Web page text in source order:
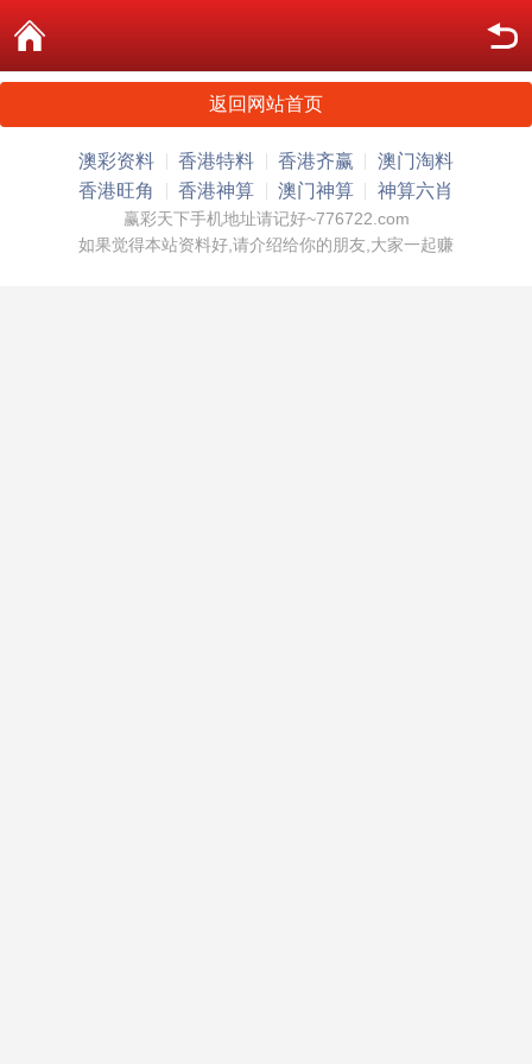
返回网站首页
澳彩资料 香港特料 香港齐赢
澳门淘料
香港旺角
香港神算 澳门神算 神算六肖
赢彩天下手机地址请记好~776722.com
如果觉得本站资料好,请介绍给你的朋友,大家一起赚